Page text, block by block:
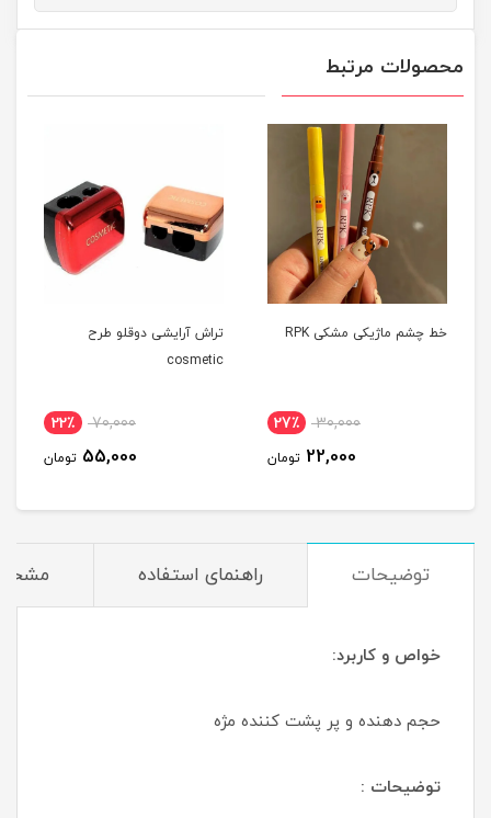
محصولات مرتبط
خط چشم ماژیکی مشکی RPK
30,000 27٪
22,000 تومان
تراش آرایشی دوقلو طرح
cosmetic
70,000 22٪
55,000 تومان
توضیحات راهنمای استفاده
خواص و کاربرد:
حجم دهنده و پر پشت کننده مژه
توضیحات :